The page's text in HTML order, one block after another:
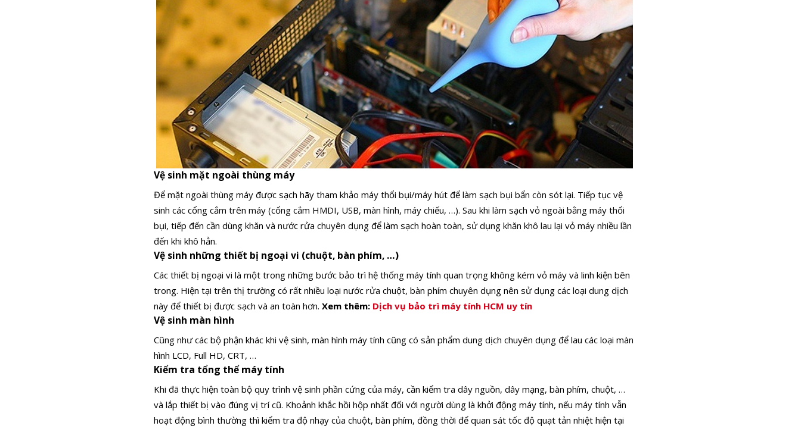
Vệ sinh mặt ngoài thùng máy
Để mặt ngoài thùng máy được sạch hãy tham khảo máy thổi bụi/máy hút để làm sạch bụi bẩn còn sót lại. Tiếp tục vệ
sinh các cổng cắm trên máy (cổng cắm HMDI, USB, màn hình, máy chiếu, …). Sau khi làm sạch vỏ ngoài bằng máy thổi
bụi, tiếp đến cần dùng khăn và nước rửa chuyên dụng để làm sạch hoàn toàn, sử dụng khăn khô lau lại vỏ máy nhiều lần
đến khi khô hẳn.
Vệ sinh những thiết bị ngoại vi (chuột, bàn phím, …)
Các thiết bị ngoại vi là một trong những bước bảo trì hệ thống máy tính quan trọng không kém vỏ máy và linh kiện bên
trong. Hiện tại trên thị trường có rất nhiều loại nước rửa chuột, bàn phím chuyên dụng nên sử dụng các loại dung dịch
này để thiết bị được sạch và an toàn hơn. Xem thêm: Dịch vụ bảo trì máy tính HCM uy tín
Vệ sinh màn hình
Cũng như các bộ phận khác khi vệ sinh, màn hình máy tính cũng có sản phẩm dung dịch chuyên dụng để lau các loại màn
hình LCD, Full HD, CRT, …
Kiểm tra tổng thể máy tính
Khi đã thực hiện toàn bộ quy trình vệ sinh phần cứng của máy, cần kiểm tra dây nguồn, dây mạng, bàn phím, chuột, …
và lắp thiết bị vào đúng vị trí cũ. Khoảnh khắc hồi hộp nhất đối với người dùng là khởi động máy tính, nếu máy tính vẫn
hoạt động bình thường thì kiểm tra độ nhạy của chuột, bàn phím, đồng thời để quan sát tốc độ quạt tản nhiệt hiện tại